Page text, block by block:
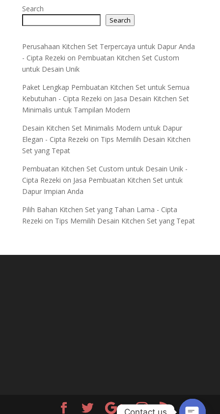
Search
Search
Perusahaan Kitchen Set Terpercaya untuk Dapur Anda
- Cipta Rezeki on Pembuatan Kitchen Set Custom
untuk Desain Unik
Paket Lengkap Pembuatan Kitchen Set untuk Semua
Kebutuhan - Cipta Rezeki on Jasa Desain Kitchen Set
Minimalis untuk Tampilan Modern
Desain Kitchen Set Minimalis Modern untuk Dapur
Elegan - Cipta Rezeki on Tips Memilih Desain Kitchen
Set yang Tepat
Pembuatan Kitchen Set Custom untuk Desain Unik -
Cipta Rezeki on Jasa Pembuatan Kitchen Set untuk
Dapur Impian Anda
Pilih Bahan Kitchen Set yang Tahan Lama - Cipta
Rezeki on Tips Memilih Desain Kitchen Set yang Tepat
Contact us